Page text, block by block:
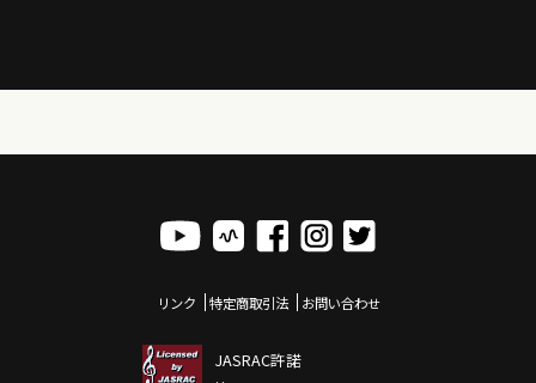
リンク 特定商取引法 お問い合わせ
JASRAC許諾